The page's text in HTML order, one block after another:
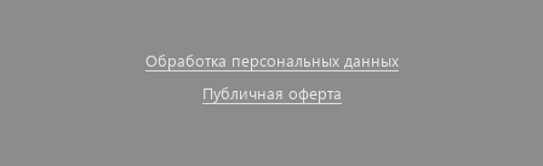
Обработка персональных данных
Публичная оферта